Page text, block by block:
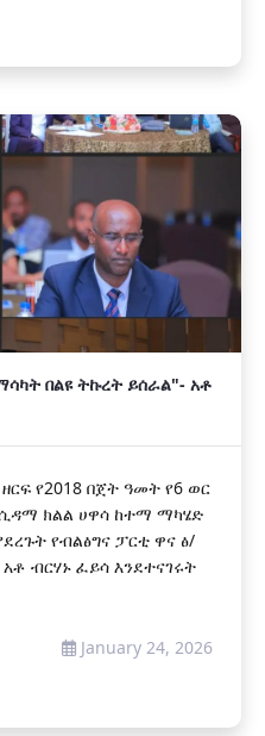
በልዩ ትኩረት ይሰራል"- አቶ
የ2018 በጀት ዓመት የ6 ወር
ክልል ሀዋሳ ከተማ ማካሄድ
የብልፅግና ፓርቲ ዋና ፅ/
ብርሃኑ ፈይሳ እንደተናገሩት
January 24, 2026